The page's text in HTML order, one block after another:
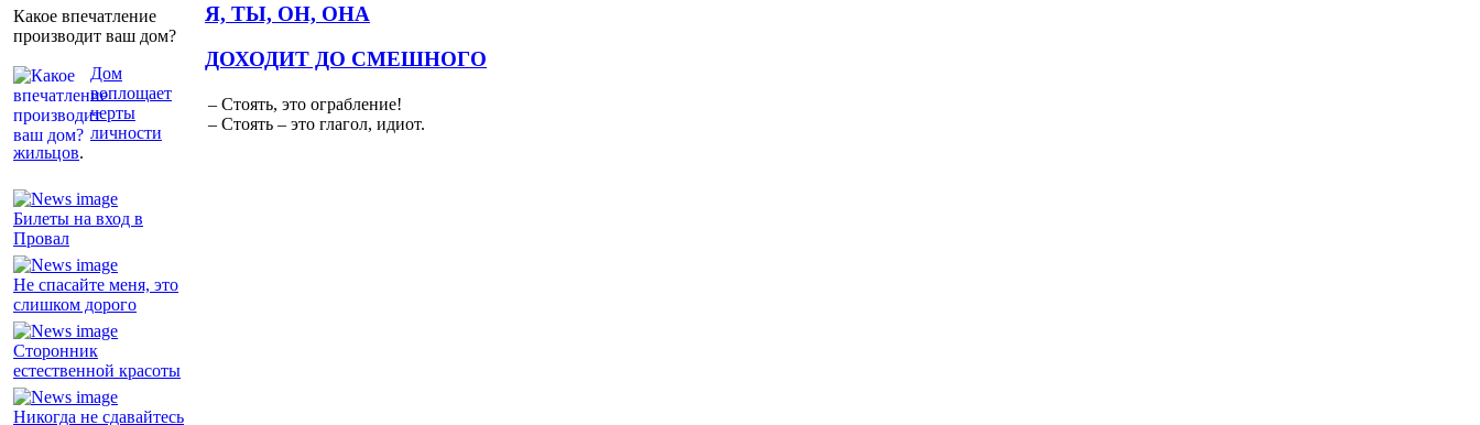
Какое впечатление
производит ваш дом?
Дом
воплощает
черты
личности
жильцов.
Я, ТЫ, ОН, ОНА
Билеты на вход в
Провал
Не спасайте меня, это
слишком дорого
Сторонник
естественной красоты
Никогда не сдавайтесь
ДОХОДИТ ДО СМЕШНОГО
– Стоять, это ограбление!
– Стоять – это глагол, идиот.